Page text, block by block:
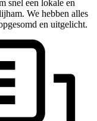
snel een lokale en
We hebben alles
en uitgelicht.